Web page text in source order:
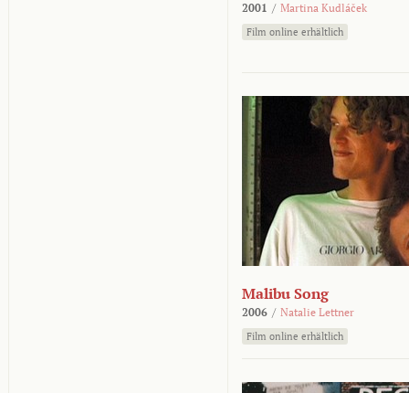
2001 / Martina Kudláček
Film online erhältlich
Malibu Song
2006 / Natalie Lettner
Film online erhältlich